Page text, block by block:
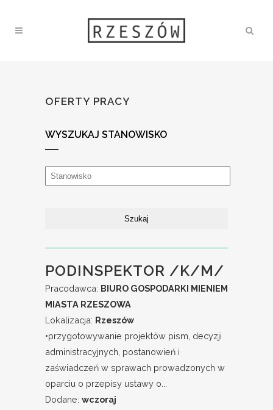
OFERTY PRACY
WYSZUKAJ STANOWISKO
PODINSPEKTOR /K/M/
Pracodawca: BIURO GOSPODARKI MIENIEM
MIASTA RZESZOWA
Lokalizacja: Rzeszów
•przygotowywanie projektów pism, decyzji
administracyjnych, postanowień i
zaświadczeń w sprawach prowadzonych w
oparciu o przepisy ustawy o...
Dodane: wczoraj